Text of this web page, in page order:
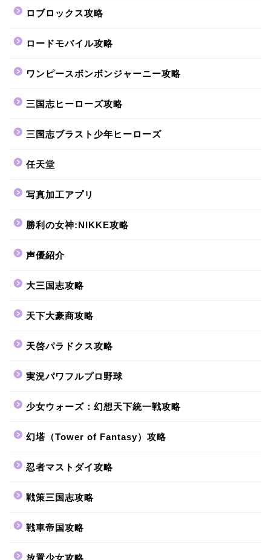
ロブロックス攻略
ロードモバイル攻略
ワンピースボンボンジャーニー攻略
三国志ヒーローズ攻略
三国志ブラスト少年ヒーローズ
任天堂
写真加工アプリ
勝利の女神:NIKKE攻略
声優紹介
大三国志攻略
天下大豪商攻略
天啓パラドクス攻略
実況パワフルプロ野球
少女ウォーズ：幻想天下統一戦攻略
幻塔（Tower of Fantasy）攻略
忍者マストダイ攻略
戦策三国志攻略
戦車帝国攻略